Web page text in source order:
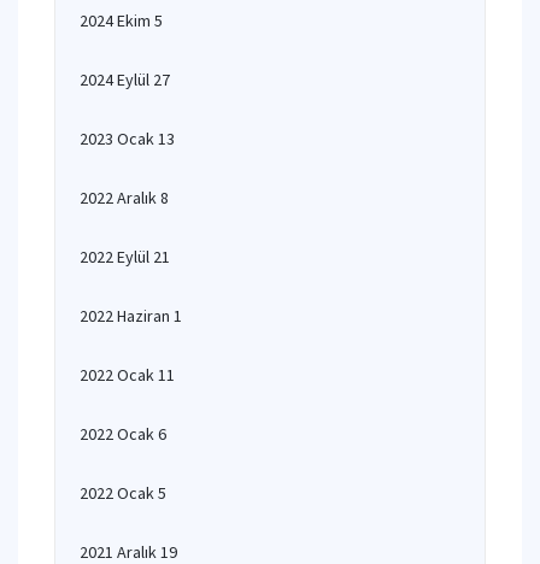
2024 Ekim 5
2024 Eylül 27
2023 Ocak 13
2022 Aralık 8
2022 Eylül 21
2022 Haziran 1
2022 Ocak 11
2022 Ocak 6
2022 Ocak 5
2021 Aralık 19